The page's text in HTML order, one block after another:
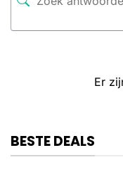
Er
BESTE DEALS